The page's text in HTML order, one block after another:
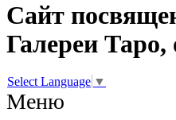
Сайт
Галереи
Select Language ▼
Меню